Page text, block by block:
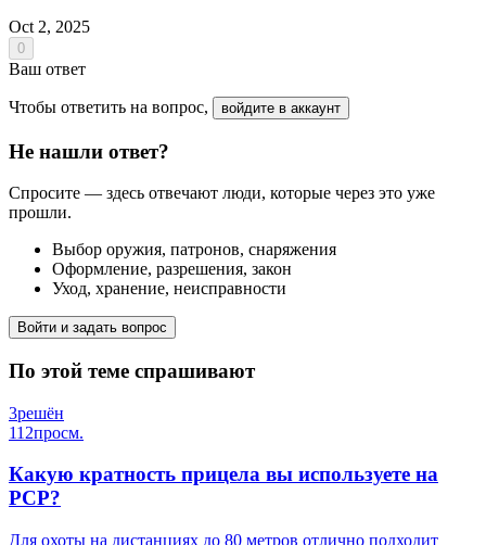
Oct 2, 2025
0
Ваш ответ
Чтобы ответить на вопрос, войдите в аккаунт
Не нашли ответ?
Спросите — здесь отвечают люди, которые через это уже
прошли.
Выбор оружия, патронов, снаряжения
Оформление, разрешения, закон
Уход, хранение, неисправности
Войти и задать вопрос
По этой теме спрашивают
3решён
112просм.
Какую кратность прицела вы используете на
PCP?
Для охоты на дистанциях до 80 метров отлично подходит